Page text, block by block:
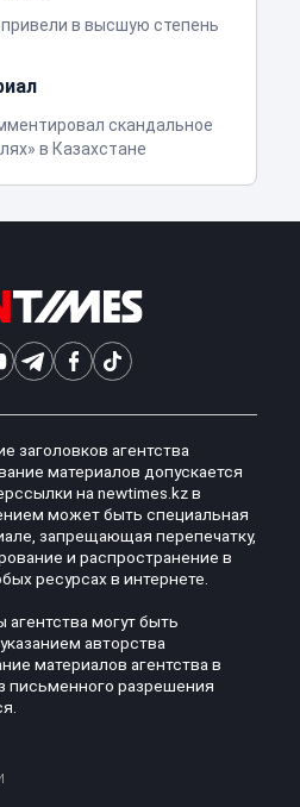
в высшую степень
скандальное
в Казахстане
заголовков агентства
материалов допускается
на newtimes.kz в
может быть специальная
запрещающая перепечатку,
и распространение в
ресурсах в интернете.
могут быть
авторства
материалов агентства в
письменного разрешения